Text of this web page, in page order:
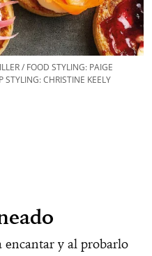
/ FOOD STYLING: PAIGE
STYLING: CHRISTINE KEELY
encantar y al probarlo